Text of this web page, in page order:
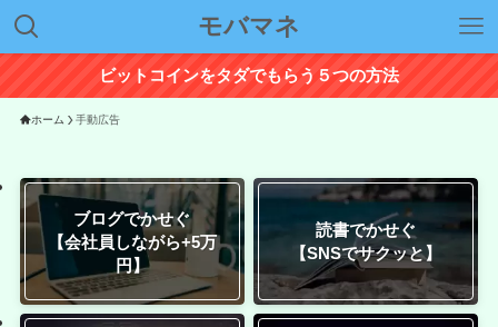
モバマネ
ビットコインをタダでもらう５つの方法
ホーム 手動広告
ブログでかせぐ
【会社員しながら+5万
円】
読書でかせぐ
【SNSでサクッと】